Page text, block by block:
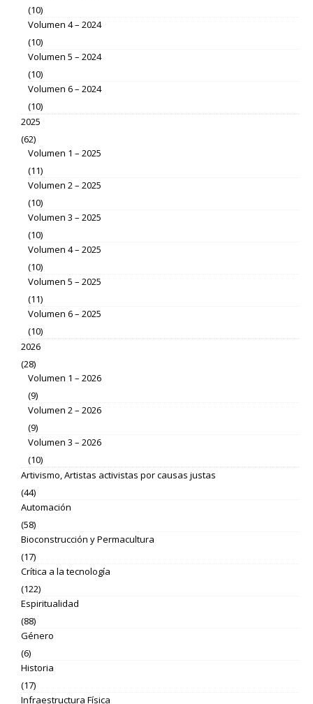
(10)
Volumen 4 – 2024
(10)
Volumen 5 – 2024
(10)
Volumen 6 – 2024
(10)
2025
(62)
Volumen 1 – 2025
(11)
Volumen 2 – 2025
(10)
Volumen 3 – 2025
(10)
Volumen 4 – 2025
(10)
Volumen 5 – 2025
(11)
Volumen 6 – 2025
(10)
2026
(28)
Volumen 1 – 2026
(9)
Volumen 2 – 2026
(9)
Volumen 3 – 2026
(10)
Artivismo, Artistas activistas por causas justas
(44)
Automación
(58)
Bioconstrucción y Permacultura
(17)
Crítica a la tecnología
(122)
Espiritualidad
(88)
Género
(6)
Historia
(17)
Infraestructura Física